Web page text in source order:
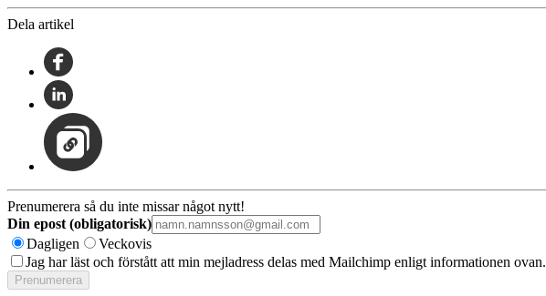
Dela artikel
Prenumerera så du inte missar något nytt!
Din epost (obligatorisk)
Dagligen
Veckovis
Jag har läst och förstått att min mejladress delas med Mailchimp enligt informationen ovan.